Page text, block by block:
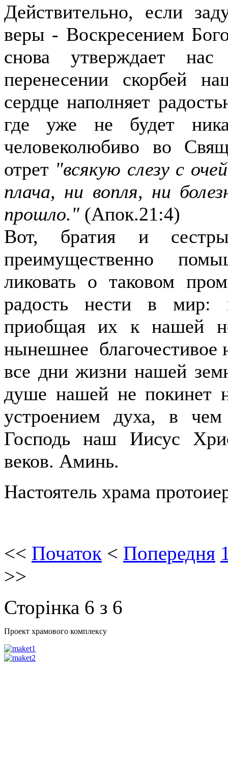
Действительно, если
веры - Воскресением
снова утверждает
перенесении скорбей
сердце наполняет
где уже не будет
человеколюбиво во
отрет "всякую слезу с
плача, ни вопля, ни
прошло." (Апок.21:4)
Вот, братия и
преимущественно
ликовать о таковом
радость нести в мир:
приобщая их к нашей
нынешнее благочестивое
все дни жизни нашей
душе нашей не покинет
устроением духа, в
Господь наш Иисус
веков. Аминь.
Настоятель храма
<< Початок < Попередня
>>
Сторінка 6 з 6
Проект храмового комплексу